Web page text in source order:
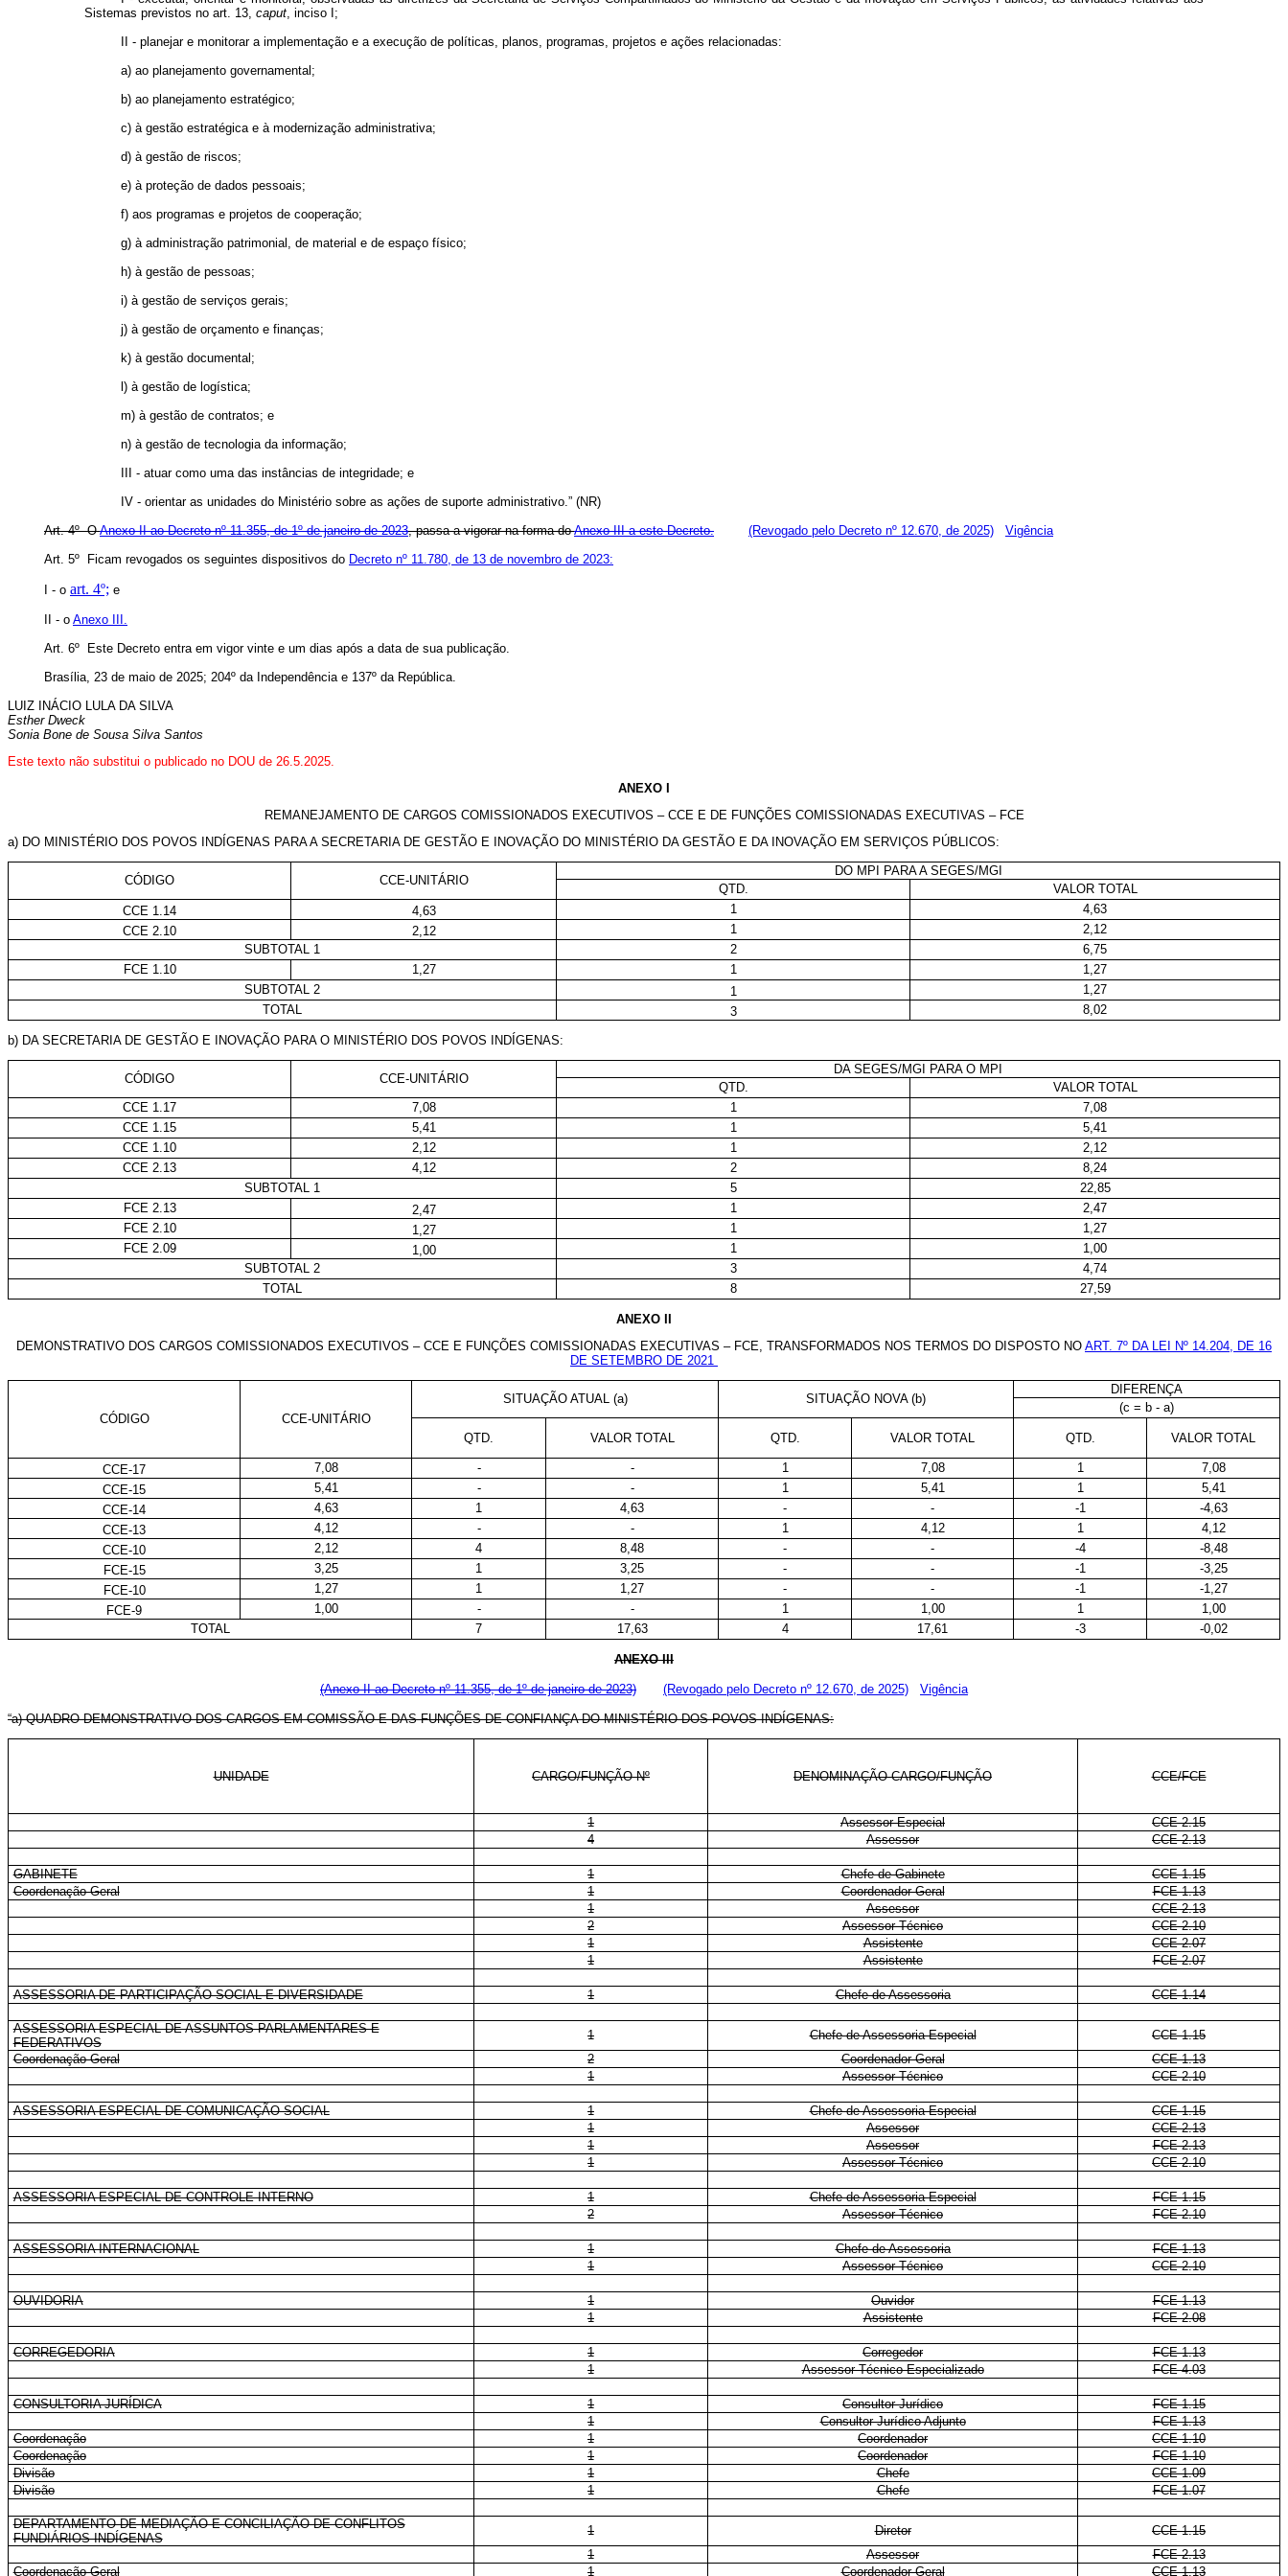
Sistemas previstos no art. 13, caput, inciso I;
II - planejar e monitorar a implementação e a execução de políticas, planos, programas, projetos e ações relacionadas:
a) ao planejamento governamental;
b) ao planejamento estratégico;
c) à gestão estratégica e à modernização administrativa;
d) à gestão de riscos;
e) à proteção de dados pessoais;
f) aos programas e projetos de cooperação;
g) à administração patrimonial, de material e de espaço físico;
h) à gestão de pessoas;
i) à gestão de serviços gerais;
j) à gestão de orçamento e finanças;
k) à gestão documental;
l) à gestão de logística;
m) à gestão de contratos; e
n) à gestão de tecnologia da informação;
III - atuar como uma das instâncias de integridade; e
IV - orientar as unidades do Ministério sobre as ações de suporte administrativo.” (NR)
Art. 4º OAnexo II ao Decreto nº 11.355, de 1º de janeiro de 2023, passa a vigorar na forma doAnexo III a este Decreto. (Revogado pelo Decreto nº 12.670, de 2025)
Vigência
Art. 5º Ficam revogados os seguintes dispositivos do Decreto nº 11.780, de 13 de novembro de 2023:
I - o art. 4º; e
II - o Anexo III.
Art. 6º Este Decreto entra em vigor vinte e um dias após a data de sua publicação.
Brasília, 23 de maio de 2025; 204º da Independência e 137º da República.
LUIZ INÁCIO LULA DA SILVA
Esther Dweck
Sonia Bone de Sousa Silva Santos
Este texto não substitui o publicado no DOU de 26.5.2025.
ANEXO I
REMANEJAMENTO DE CARGOS COMISSIONADOS EXECUTIVOS – CCE E DE FUNÇÕES COMISSIONADAS EXECUTIVAS – FCE
a) DO MINISTÉRIO DOS POVOS INDÍGENAS PARA A SECRETARIA DE GESTÃO E INOVAÇÃO DO MINISTÉRIO DA GESTÃO E DA INOVAÇÃO EM SERVIÇOS PÚBLICOS:
CÓDIGO CCE-UNITÁRIO
DO MPI PARA A SEGES/MGI
QTD.
VALOR TOTAL
CCE 1.14
4,63 1
4,63
CCE 2.10
2,12 1
2,12
SUBTOTAL 1
2
6,75
FCE 1.10
1,27 1
1,27
SUBTOTAL 2
1
1,27
TOTAL
3 8,02
b) DA SECRETARIA DE GESTÃO E INOVAÇÃO PARA O MINISTÉRIO DOS POVOS INDÍGENAS:
CÓDIGO CCE-UNITÁRIO
DA SEGES/MGI PARA O MPI
QTD.
VALOR TOTAL
CCE 1.17
7,08 1
7,08
CCE 1.15
5,41 1
5,41
CCE 1.10
2,12 1
2,12
CCE 2.13
4,12 2
8,24
SUBTOTAL 1
5
22,85
FCE 2.13
2,47 1
2,47
FCE 2.10
1,27 1
1,27
FCE 2.09
1,00 1
1,00
SUBTOTAL 2
3
4,74
TOTAL
8 27,59
ANEXO II
DEMONSTRATIVO DOS CARGOS COMISSIONADOS EXECUTIVOS – CCE E FUNÇÕES COMISSIONADAS EXECUTIVAS – FCE, TRANSFORMADOS NOS TERMOS DO DISPOSTO NO ART. 7º DA LEI Nº 14.204, DE 16
DE SETEMBRO DE 2021
CÓDIGO CCE-UNITÁRIO
SITUAÇÃO ATUAL (a) SITUAÇÃO NOVA (b)
DIFERENÇA
(c = b - a)
QTD. VALOR TOTAL QTD. VALOR TOTAL QTD. VALOR TOTAL
CCE-17 7,08 - - 1 7,08 1
7,08
CCE-15
5,41 - - 1 5,41 1
5,41
CCE-14
4,63 1 4,63 - - -1
-4,63
CCE-13
4,12 - - 1 4,12 1
4,12
CCE-10
2,12 4 8,48 - - -4
-8,48
FCE-15
3,25 1 3,25 - - -1
-3,25
FCE-10
1,27 1 1,27 - - -1
-1,27
FCE-9
1,00 - - 1 1,00 1
1,00
TOTAL
7 17,63 4 17,61 -3 -0,02
ANEXO III
(Anexo II ao Decreto nº 11.355, de 1º de janeiro de 2023) (Revogado pelo Decreto nº 12.670, de 2025) Vigência
“a) QUADRO DEMONSTRATIVO DOS CARGOS EM COMISSÃO E DAS FUNÇÕES DE CONFIANÇA DO MINISTÉRIO DOS POVOS INDÍGENAS:
UNIDADE CARGO/FUNÇÃO Nº DENOMINAÇÃO CARGO/FUNÇÃO CCE/FCE
1 Assessor Especial
CCE 2.15
4
Assessor CCE 2.13
GABINETE 1 Chefe de Gabinete
CCE 1.15
Coordenação-Geral
1 Coordenador-Geral
FCE 1.13
1
Assessor
CCE 2.13
2
Assessor Técnico
CCE 2.10
1
Assistente
CCE 2.07
1
Assistente FCE 2.07
ASSESSORIA DE PARTICIPAÇÃO SOCIAL E DIVERSIDADE 1 Chefe de Assessoria CCE 1.14
ASSESSORIA ESPECIAL DE ASSUNTOS PARLAMENTARES E
FEDERATIVOS
1 Chefe de Assessoria Especial
CCE 1.15
Coordenação-Geral
2 Coordenador-Geral
CCE 1.13
1
Assessor Técnico CCE 2.10
ASSESSORIA ESPECIAL DE COMUNICAÇÃO SOCIAL 1 Chefe de Assessoria Especial
CCE 1.15
1
Assessor
CCE 2.13
1
Assessor
FCE 2.13
1
Assessor Técnico CCE 2.10
ASSESSORIA ESPECIAL DE CONTROLE INTERNO 1 Chefe de Assessoria Especial
FCE 1.15
2
Assessor Técnico FCE 2.10
ASSESSORIA INTERNACIONAL 1 Chefe de Assessoria
FCE 1.13
1
Assessor Técnico CCE 2.10
OUVIDORIA 1 Ouvidor
FCE 1.13
1
Assistente FCE 2.08
CORREGEDORIA 1 Corregedor
FCE 1.13
1
Assessor Técnico Especializado FCE 4.03
CONSULTORIA JURÍDICA 1 Consultor Jurídico
FCE 1.15
1
Consultor Jurídico Adjunto
FCE 1.13
Coordenação
1 Coordenador
CCE 1.10
Coordenação
1 Coordenador
FCE 1.10
Divisão
1 Chefe
CCE 1.09
Divisão
1 Chefe FCE 1.07
DEPARTAMENTO DE MEDIAÇÃO E CONCILIAÇÃO DE CONFLITOS
FUNDIÁRIOS INDÍGENAS
1 Diretor
CCE 1.15
1
Assessor
FCE 2.13
Coordenação-Geral
1 Coordenador-Geral CCE 1.13